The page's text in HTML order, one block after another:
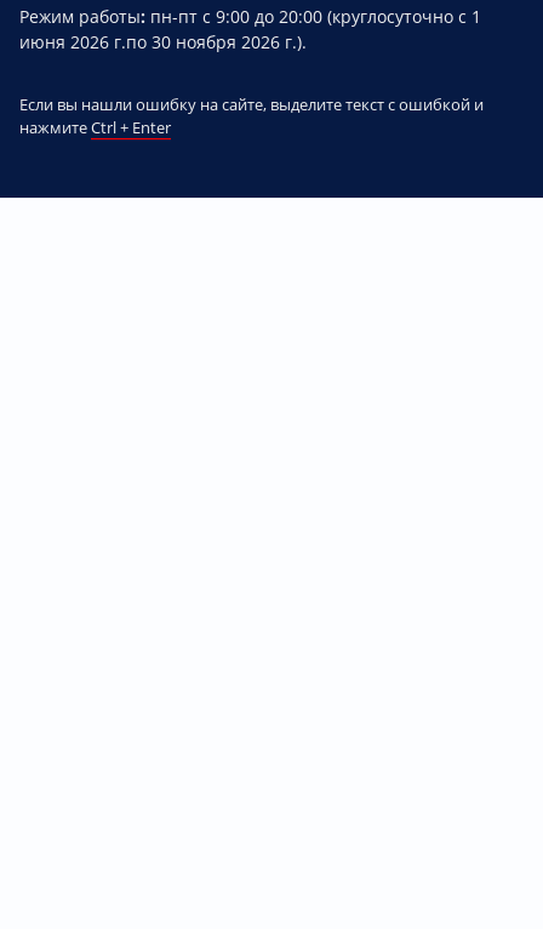
Режим работы: пн-пт с 9:00 до 20:00 (круглосуточно с 1
июня 2026 г.по 30 ноября 2026 г.).
Если вы нашли ошибку на сайте, выделите текст с ошибкой и
нажмитеCtrl + Enter